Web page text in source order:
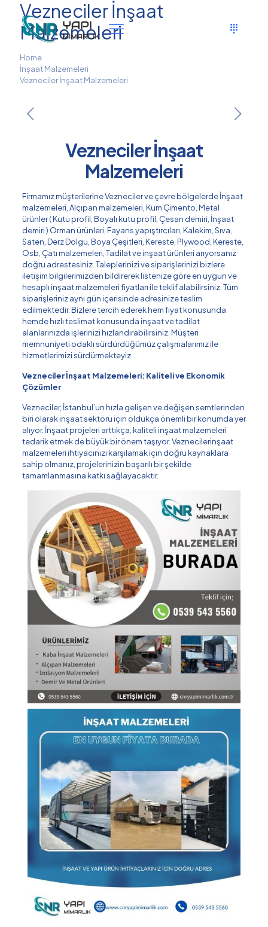
Vezneciler İnşaat
Malzemeleri
Home
İnşaat Malzemeleri
Vezneciler İnşaat Malzemeleri
Vezneciler İnşaat
Malzemeleri
Firmamız müşterilerine Vezneciler ve çevre bölgelerde İnşaat
malzemeleri, Alçıpan malzemeleri, Kum Çimento, Metal
ürünler ( Kutu profil, Boyalı kutu profil, Çesan demiri, İnşaat
demiri ) Orman ürünleri, Fayans yapıştırcıları, Kalekim, Sıva,
Saten, Derz Dolgu, Boya Çeşitleri, Kereste, Plywood, Kereste,
Osb, Çatı malzemeleri, Tadilat ve inşaat ürünleri arıyorsanız
doğru adrestesiniz. Taleplerinizi ve siparişlerinizi bizlere
iletişim bilgilerimizden bildirerek listenize göre en uygun ve
hesaplı inşaat malzemeleri fiyatları ile teklif alabilirsiniz. Tüm
siparişleriniz aynı gün içerisinde adresinize teslim
edilmektedir. Bizlere tercih ederek hem fiyat konusunda
hemde hızlı teslimat konusunda inşaat ve tadilat
alanlarınızda işlerinizi hızlandırabilirsiniz. Müşteri
memnuniyeti odaklı sürdürdüğümüz çalışmalarımız ile
hizmetlerimizi sürdürmekteyiz.
Vezneciler İnşaat Malzemeleri: Kaliteli ve Ekonomik
Çözümler
Vezneciler, İstanbul’un hızla gelişen ve değişen semtlerinden
biri olarak inşaat sektörü için oldukça önemli bir konumda yer
alıyor. İnşaat projeleri arttıkça, kaliteli inşaat malzemeleri
tedarik etmek de büyük bir önem taşıyor. Veznecilerinşaat
malzemeleri ihtiyacınızı karşılamak için doğru kaynaklara
sahip olmanız, projelerinizin başarılı bir şekilde
tamamlanmasına katkı sağlayacaktır.